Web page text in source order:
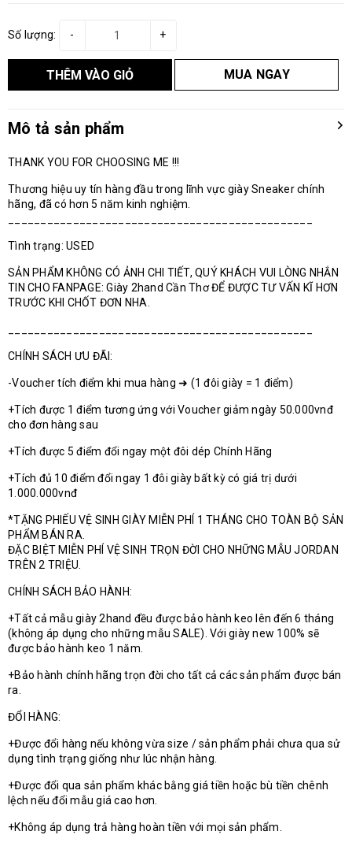
Số lượng: +
-
THÊM VÀO GIỎ MUA NGAY
Mô tả sản phẩm
THANK YOU FOR CHOOSING ME !!!
Thương hiệu uy tín hàng đầu trong lĩnh vực giày Sneaker chính
hãng, đã có hơn 5 năm kinh nghiệm.
Tình trạng: USED
SẢN PHẨM KHÔNG CÓ ẢNH CHI TIẾT, QUÝ KHÁCH VUI LÒNG NHẮN
TIN CHO FANPAGE: Giày 2hand Cần Thơ ĐỂ ĐƯỢC TƯ VẤN KĨ HƠN
TRƯỚC KHI CHỐT ĐƠN NHA.
CHÍNH SÁCH ƯU ĐÃI:
-Voucher tích điểm khi mua hàng ➜ (1 đôi giày = 1 điểm)
+Tích được 1 điểm tương ứng với Voucher giảm ngày 50.000vnđ
cho đơn hàng sau
+Tích được 5 điểm đổi ngay một đôi dép Chính Hãng
+Tích đủ 10 điểm đổi ngay 1 đôi giày bất kỳ có giá trị dưới
1.000.000vnđ
*TẶNG PHIẾU VỆ SINH GIÀY MIỄN PHÍ 1 THÁNG CHO TOÀN BỘ SẢN
PHẨM BÁN RA.
ĐẶC BIỆT MIỄN PHÍ VỆ SINH TRỌN ĐỜI CHO NHỮNG MẪU JORDAN
TRÊN 2 TRIỆU.
CHÍNH SÁCH BẢO HÀNH:
+Tất cả mẫu giày 2hand đều được bảo hành keo lên đến 6 tháng
(không áp dụng cho những mẫu SALE). Với giày new 100% sẽ
được bảo hành keo 1 năm.
+Bảo hành chính hãng trọn đời cho tất cả các sản phẩm được bán
ra.
ĐỔI HÀNG:
+Được đổi hàng nếu không vừa size / sản phẩm phải chưa qua sử
dụng tình trạng giống như lúc nhận hàng.
+Được đổi qua sản phẩm khác bằng giá tiền hoặc bù tiền chênh
lệch nếu đổi mẫu giá cao hơn.
+Không áp dụng trả hàng hoàn tiền với mọi sản phẩm.